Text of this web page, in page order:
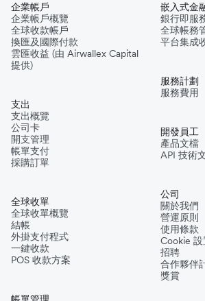
企業帳戶
企業帳戶概覽
全球收款帳戶
換匯及國際付款
雲匯收益 (由 Airwallex Capital
提供)
支出
支出概覽
公司卡
開支管理
帳單支付
採購訂單
全球收單
全球收單概覽
結帳
外掛支付程式
一鍵收款
POS 收款方案
嵌入式金
銀行即服
全球帳務
平台集成
服務計劃
服務費用
開發員工
產品文檔
API 技術
公司
關於我們
營運原則
使用條款
Cookie
招聘
合作夥伴
獎賞